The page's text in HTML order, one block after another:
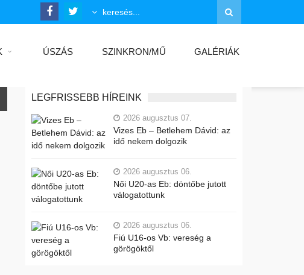
ÚSZÁS SZINKRON/MŰ GALÉRIÁK
LEGFRISSEBB HÍREINK
2026 augusztus 07.
Vizes Eb – Betlehem Dávid: az
idő nekem dolgozik
2026 augusztus 06.
Női U20-as Eb: döntőbe jutott
válogatottunk
2026 augusztus 06.
Fiú U16-os Vb: vereség a
görögöktől